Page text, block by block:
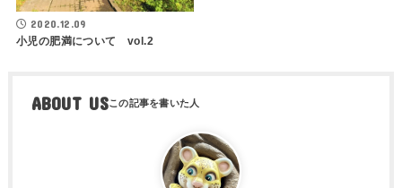
2020.12.09
小児の肥満について vol.2
ABOUT US